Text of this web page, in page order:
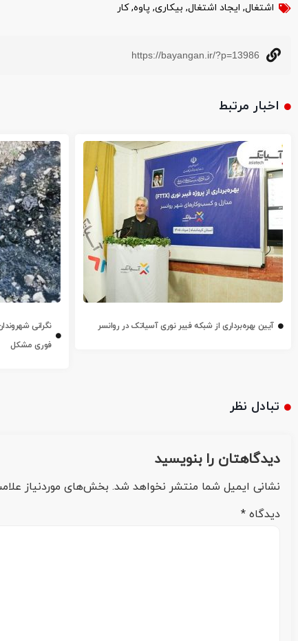
اشتغال, ایجاد اشتغال, بیکاری, پاوه,کار
https://bayangan.ir/?p=13986
اخبار مرتبط
آیین بهره‌برداری از شبکه فیبر نوری آسیاتک در روانسر
نگرانی
فوری مشکل
تبادل نظر
دیدگاهتان را بنویسید
نشانی ایمیل شما منتشر نخواهد شد. بخش‌های موردنیاز
دیدگاه *